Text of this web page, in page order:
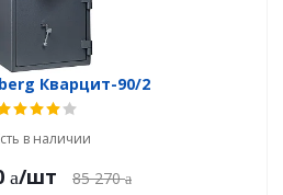
Кварцит-90/2
в наличии
/шт 85 270